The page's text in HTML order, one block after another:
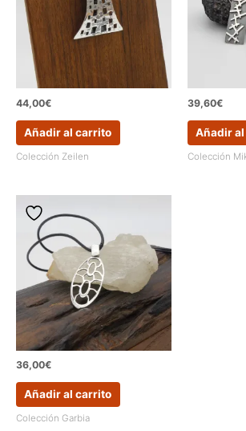
44,00€
Añadir al carrito
Colección Zeilen
39,60€
Añadir
Colección
36,00€
Añadir al carrito
Colección Garbia